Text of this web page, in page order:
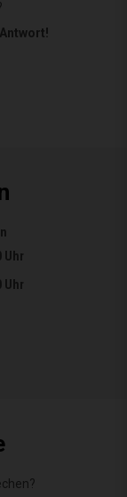
Uhr
Uhr